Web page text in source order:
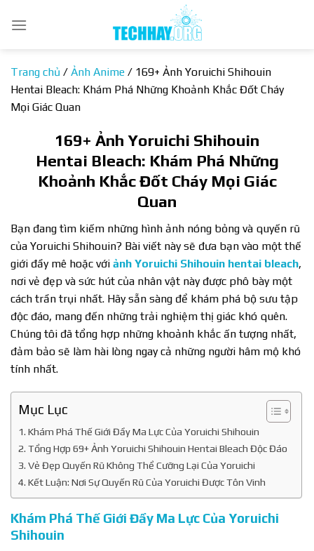
qua
Trang chủ / Ảnh Anime / 169+ Ảnh Yoruichi Shihouin
Hentai Bleach: Khám Phá Những Khoảnh Khắc Đốt Cháy
Mọi Giác Quan
169+ Ảnh Yoruichi Shihouin
Hentai Bleach: Khám Phá Những
Khoảnh Khắc Đốt Cháy Mọi Giác
Quan
Bạn đang tìm kiếm những hình ảnh nóng bỏng và quyến rũ
của Yoruichi Shihouin? Bài viết này sẽ đưa bạn vào một thế
giới đầy mê hoặc với ảnh Yoruichi Shihouin hentai bleach,
nơi vẻ đẹp và sức hút của nhân vật này được phô bày một
cách trần trụi nhất. Hãy sẵn sàng để khám phá bộ sưu tập
độc đáo, mang đến những trải nghiệm thị giác khó quên.
Chúng tôi đã tổng hợp những khoảnh khắc ấn tượng nhất,
đảm bảo sẽ làm hài lòng ngay cả những người hâm mộ khó
tính nhất.
Mục Lục
Khám Phá Thế Giới Đầy Ma Lực Của Yoruichi Shihouin
Tổng Hợp 69+ Ảnh Yoruichi Shihouin Hentai Bleach Độc Đáo
Vẻ Đẹp Quyến Rũ Không Thể Cưỡng Lại Của Yoruichi
Kết Luận: Nơi Sự Quyến Rũ Của Yoruichi Được Tôn Vinh
Khám Phá Thế Giới Đầy Ma Lực Của Yoruichi
Shihouin